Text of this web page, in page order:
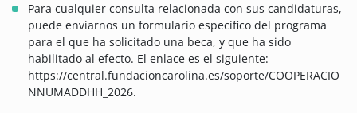
Para cualquier consulta relacionada con sus candidaturas,
puede enviarnos un formulario específico del programa
para el que ha solicitado una beca, y que ha sido
habilitado al efecto. El enlace es el siguiente:
https://central.fundacioncarolina.es/soporte/COOPERACIO
NNUMADDHH_2026.